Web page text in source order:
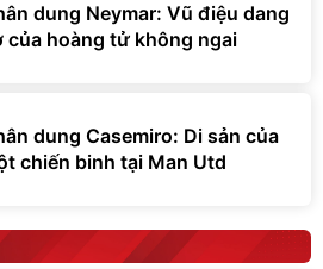
dung Neymar: Vũ điệu dang
của hoàng tử không ngai
dung Casemiro: Di sản của
chiến binh tại Man Utd